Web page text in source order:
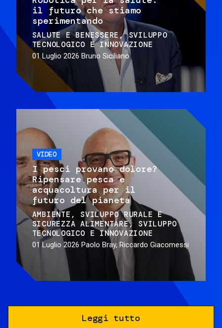
il futuro che stiamo
sperimentando
SALUTE E BENESSERE
SVILUPPO
TECNOLOGICO E INNOVAZIONE
01 Luglio 2026 Bruno Siciliano
VIDEO
I pesci provano dolore?
Ripensare pesca e
acquacoltura per il
futuro del pianeta
AMBIENTE
SVILUPPO RURALE E
SICUREZZA ALIMENTARE
SVILUPPO
TECNOLOGICO E INNOVAZIONE
01 Luglio 2026 Paolo Bray, Riccardo Giacomessi
Leggi tutto